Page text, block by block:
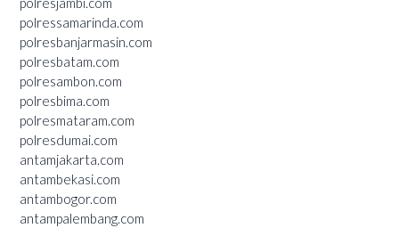
polressamarinda.com
polresbanjarmasin.com
polresbatam.com
polresambon.com
polresbima.com
polresmataram.com
polresdumai.com
antamjakarta.com
antambekasi.com
antambogor.com
antampalembang.com